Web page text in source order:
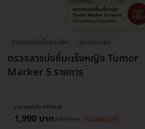
รวมตรวจมะเร็งยอดฮิต ถูกสุดในเว็บ!
ตรวจสารบ่งชี้มะเร็งหญิง Tumor
Marker 5 รายการ
ราคาจองกับ HDmall
1,990 บาท2,800 บาท ประหยัด 29%